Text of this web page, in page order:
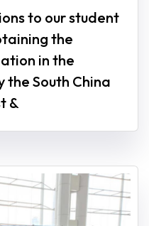
to our student
the
in the
the South China
&